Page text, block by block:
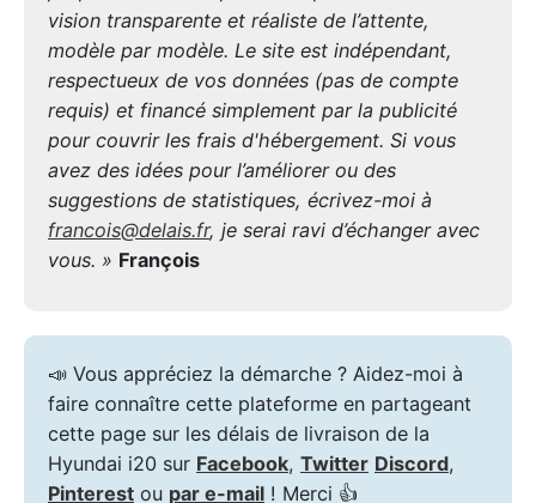
vision transparente et réaliste de l’attente,
modèle par modèle. Le site est indépendant,
respectueux de vos données (pas de compte
requis) et financé simplement par la publicité
pour couvrir les frais d'hébergement. Si vous
avez des idées pour l’améliorer ou des
suggestions de statistiques, écrivez-moi à
francois@delais.fr, je serai ravi d’échanger avec
vous. » François
📣 Vous appréciez la démarche ? Aidez-moi à
faire connaître cette plateforme en partageant
cette page sur les délais de livraison de la
Hyundai i20 sur Facebook, Twitter Discord,
Pinterest ou par e-mail ! Merci 👍